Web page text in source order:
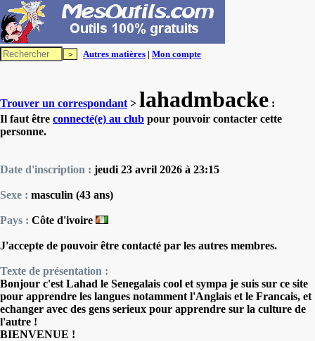
Autres matières | Mon compte
Trouver un correspondant > lahadmbacke :
Il faut être connecté(e) au club pour pouvoir contacter cette
personne.
Date d'inscription : jeudi 23 avril 2026 à 23:15
Sexe : masculin (43 ans)
Pays : Côte d'ivoire
J'accepte de pouvoir être contacté par les autres membres.
Texte de présentation :
Bonjour c'est Lahad le Senegalais cool et sympa je suis sur ce site
pour apprendre les langues notamment l'Anglais et le Francais, et
echanger avec des gens serieux pour apprendre sur la culture de
l'autre !
BIENVENUE !